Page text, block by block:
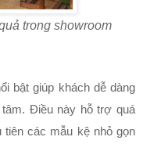
trong showroom
bật giúp khách dễ dàng
Điều này hỗ trợ quá
các mẫu kệ nhỏ gọn